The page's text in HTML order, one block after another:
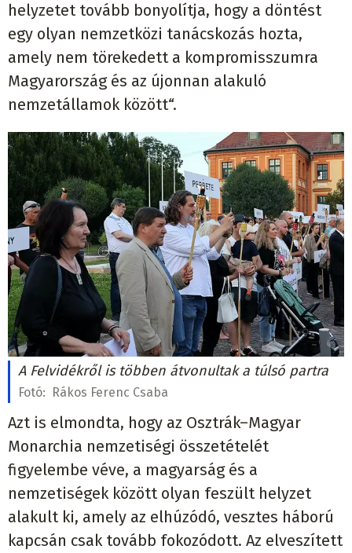
helyzetet tovább bonyolítja, hogy a döntést
egy olyan nemzetközi tanácskozás hozta,
amely nem törekedett a kompromisszumra
Magyarország és az újonnan alakuló
nemzetállamok között“.
A Felvidékről is többen átvonultak a túlsó partra
Fotó: Rákos Ferenc Csaba
Azt is elmondta, hogy az Osztrák–Magyar
Monarchia nemzetiségi összetételét
figyelembe véve, a magyarság és a
nemzetiségek között olyan feszült helyzet
alakult ki, amely az elhúzódó, vesztes háború
kapcsán csak tovább fokozódott. Az elveszített